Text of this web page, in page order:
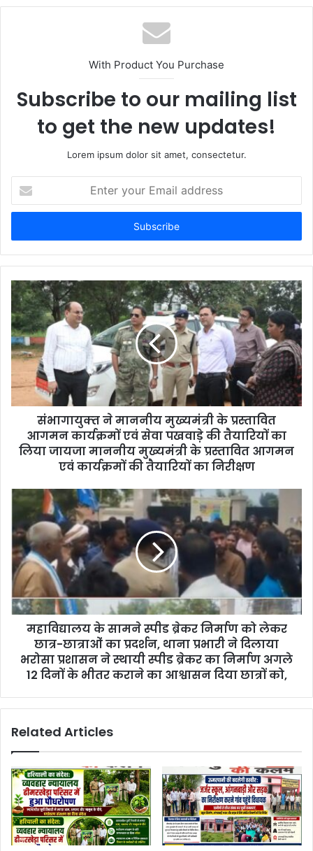
b
s
i
e
With Product You Purchase
Subscribe to our mailing list
to get the new updates!
Lorem ipsum dolor sit amet, consectetur.
t
r
y
u
r
E
m
a
i
l
a
d
संभागायुक्‍त ने माननीय मुख्‍यमंत्री के प्रस्‍तावित
आगमन कार्यक्रमों एवं सेवा पखवाड़े की तैयारियों का
लिया जायजा माननीय मुख्‍यमंत्री के प्रस्‍तावित आगमन
एवं कार्यक्रमों की तैयारियों का निरीक्षण
महाविद्यालय के सामने स्पीड ब्रेकर निर्माण को लेकर
छात्र-छात्राओं का प्रदर्शन, थाना प्रभारी ने दिलाया
भरोसा प्रशासन ने स्थायी स्पीड ब्रेकर का निर्माण अगले
12 दिनों के भीतर कराने का आश्वासन दिया छात्रों को,
Related Articles